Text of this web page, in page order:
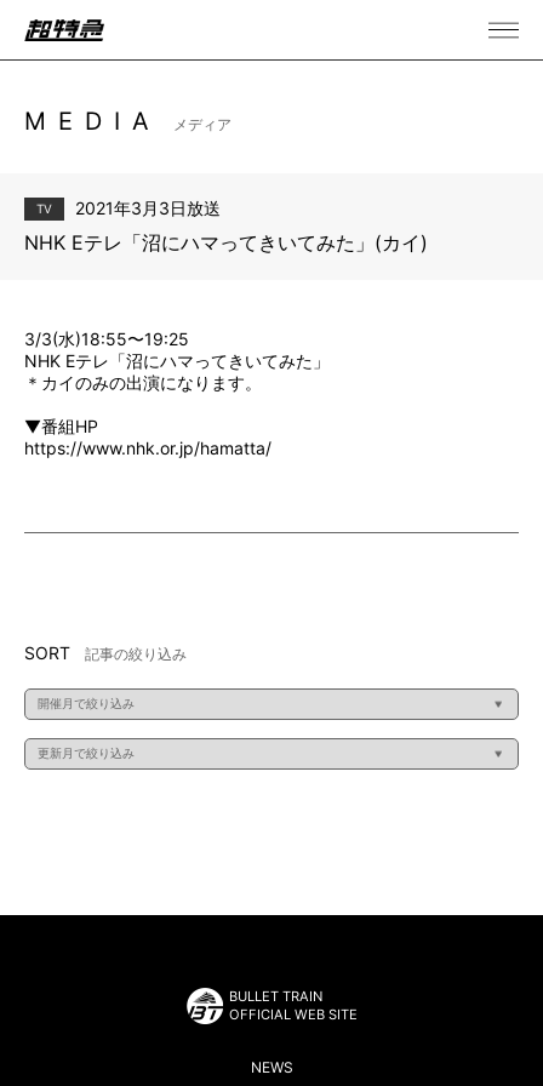
MEDIA メディア
TV 2021年3月3日放送
NHK Eテレ「沼にハマってきいてみた」(カイ)
3/3(水)18:55〜19:25
NHK Eテレ「沼にハマってきいてみた」
＊カイのみの出演になります。
▼番組HP
https://www.nhk.or.jp/hamatta/
SORT 記事の絞り込み
BULLET TRAIN
OFFICIAL WEB SITE
NEWS